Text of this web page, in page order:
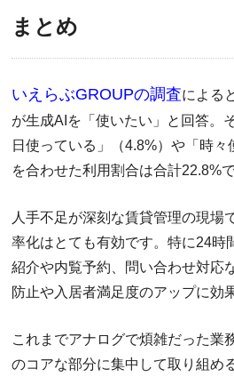
まとめ
いえらぶGROUPの調査による
が生成AIを「使いたい」と回答。
日使っている」（4.8%）や「時々
を合わせた利用割合は合計22.8%で
人手不足が深刻な賃貸管理の現場
率化はとても有効です。特に24時
紹介や内覧予約、問い合わせ対応
防止や入居者満足度のアップに効
これまでアナログで煩雑だった業
のコアな部分に集中して取り組め